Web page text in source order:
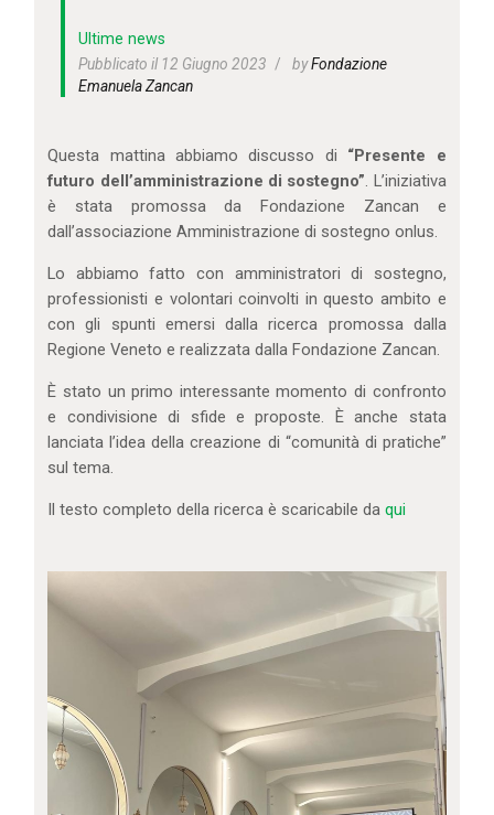
IL MIO ACCOUNT
CARRELLO
Ultime news
Pubblicato il 12 Giugno 2023
byFondazione
Emanuela Zancan
Questa mattina abbiamo discusso di “Presente e
futuro dell’amministrazione di sostegno”. L’iniziativa
è stata promossa da Fondazione Zancan e
dall’associazione Amministrazione di sostegno onlus.
Lo abbiamo fatto con amministratori di sostegno,
professionisti e volontari coinvolti in questo ambito e
con gli spunti emersi dalla ricerca promossa dalla
Regione Veneto e realizzata dalla Fondazione Zancan.
È stato un primo interessante momento di confronto
e condivisione di sfide e proposte. È anche stata
lanciata l’idea della creazione di “comunità di pratiche”
sul tema.
Il testo completo della ricerca è scaricabile daqui